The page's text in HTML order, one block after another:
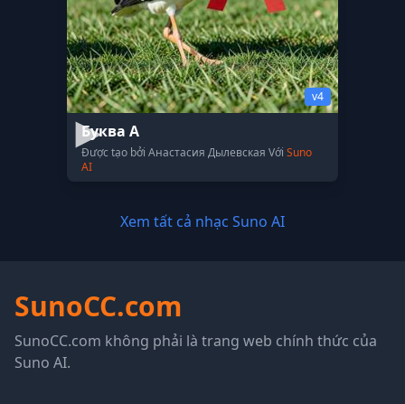
v4
Буква А
Được tạo bởi Анастасия Дылевская Với Suno
AI
Xem tất cả nhạc Suno AI
SunoCC.com
SunoCC.com không phải là trang web chính thức của
Suno AI.